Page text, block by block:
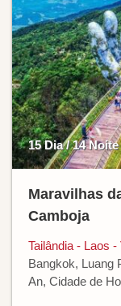
15 Dia / 14 Noite
Maravilhas
Camboja
Tailândia - Laos
Bangkok, Luang
An, Cidade de